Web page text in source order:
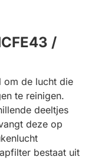
/
om de lucht die
te reinigen.
deeltjes
deze op
bestaat uit